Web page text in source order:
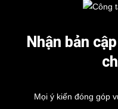
Nhận bản
Mọi ý kiến đóng góp